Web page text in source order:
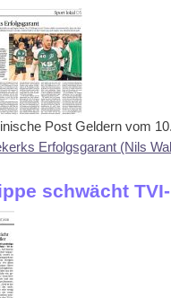
Post Geldern vom
Erfolgsgarant (Nils
schwächt